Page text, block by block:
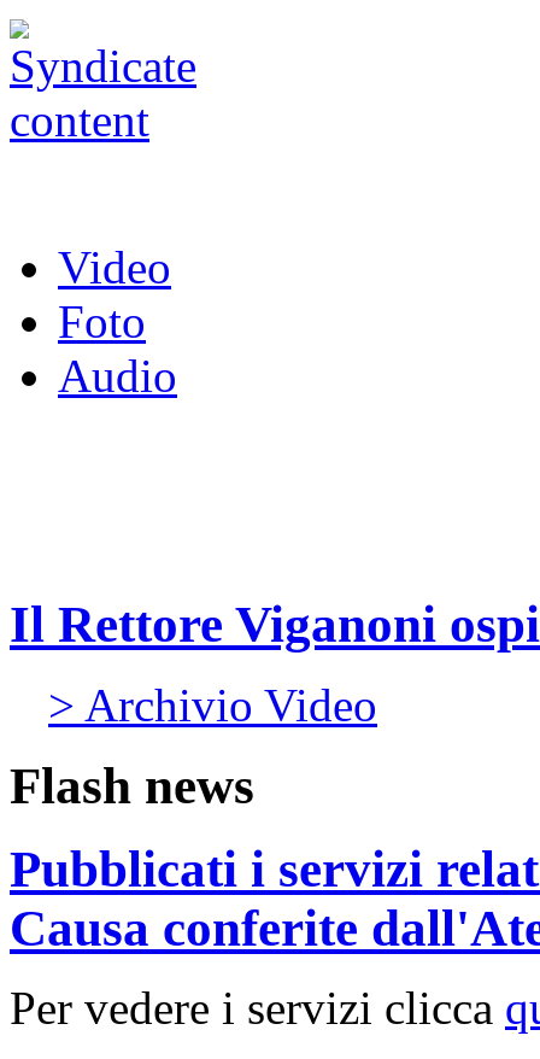
Video
Foto
Audio
Il Rettore Viganoni
> Archivio Video
Flash news
Pubblicati i servizi
Causa conferite
Per vedere i servizi clicca